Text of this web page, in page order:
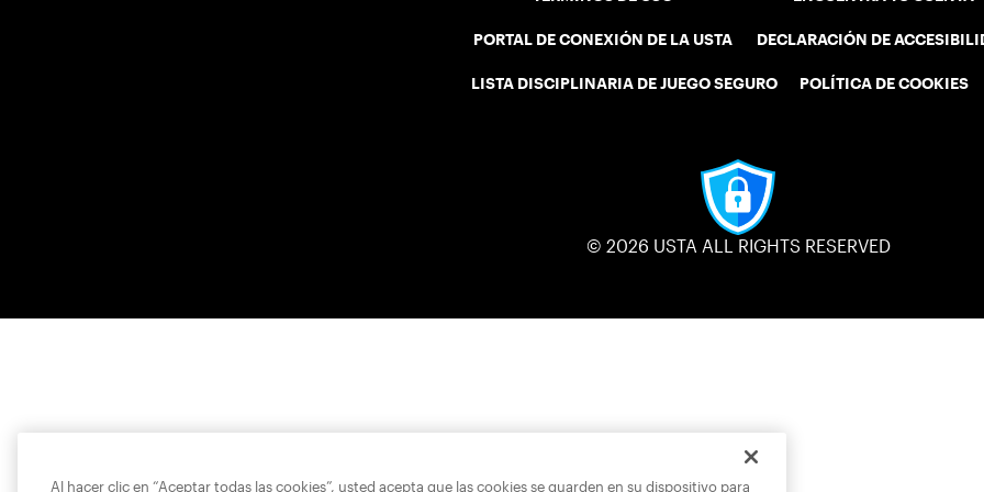
PORTAL DE CONEXIÓN DE LA USTA
LISTA DISCIPLINARIA DE JUEGO SEGURO
DECLARACIÓN DE
POLÍTICA DE COOKIES
© 2026 USTA ALL RIGHTS RESERVED
Al hacer clic en “Aceptar todas las cookies”, usted acepta que las cookies se guarden en su dispositivo para